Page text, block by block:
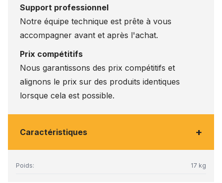
Support professionnel
Notre équipe technique est prête à vous
accompagner avant et après l'achat.
Prix compétitifs
Nous garantissons des prix compétitifs et
alignons le prix sur des produits identiques
lorsque cela est possible.
Caractéristiques +
Poids: 17 kg